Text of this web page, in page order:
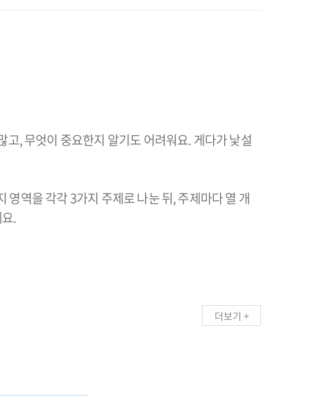
, 무엇이 중요한지 알기도 어려워요. 게다가 낯설
역을 각각 3가지 주제로 나눈 뒤, 주제마다 열 개
.
더보기 +